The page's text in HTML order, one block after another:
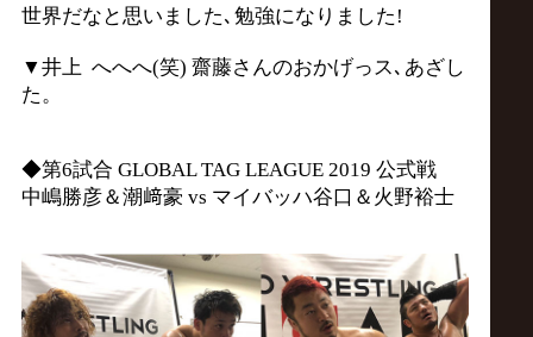
世界だなと思いました､勉強になりました!
▼井上 へへへ(笑) 齋藤さんのおかげっス､あざし
た。
◆第6試合 GLOBAL TAG LEAGUE 2019 公式戦
中嶋勝彦＆潮﨑豪 vs マイバッハ谷口＆火野裕士